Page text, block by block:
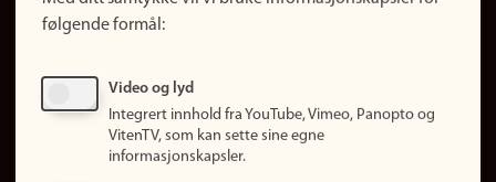
Finn studier
Ledige stillinger
følgende formål:
Video og lyd
Integrert innhold fra YouTube, Vimeo, Panopto og
VitenTV, som kan sette sine egne
informasjonskapsler.